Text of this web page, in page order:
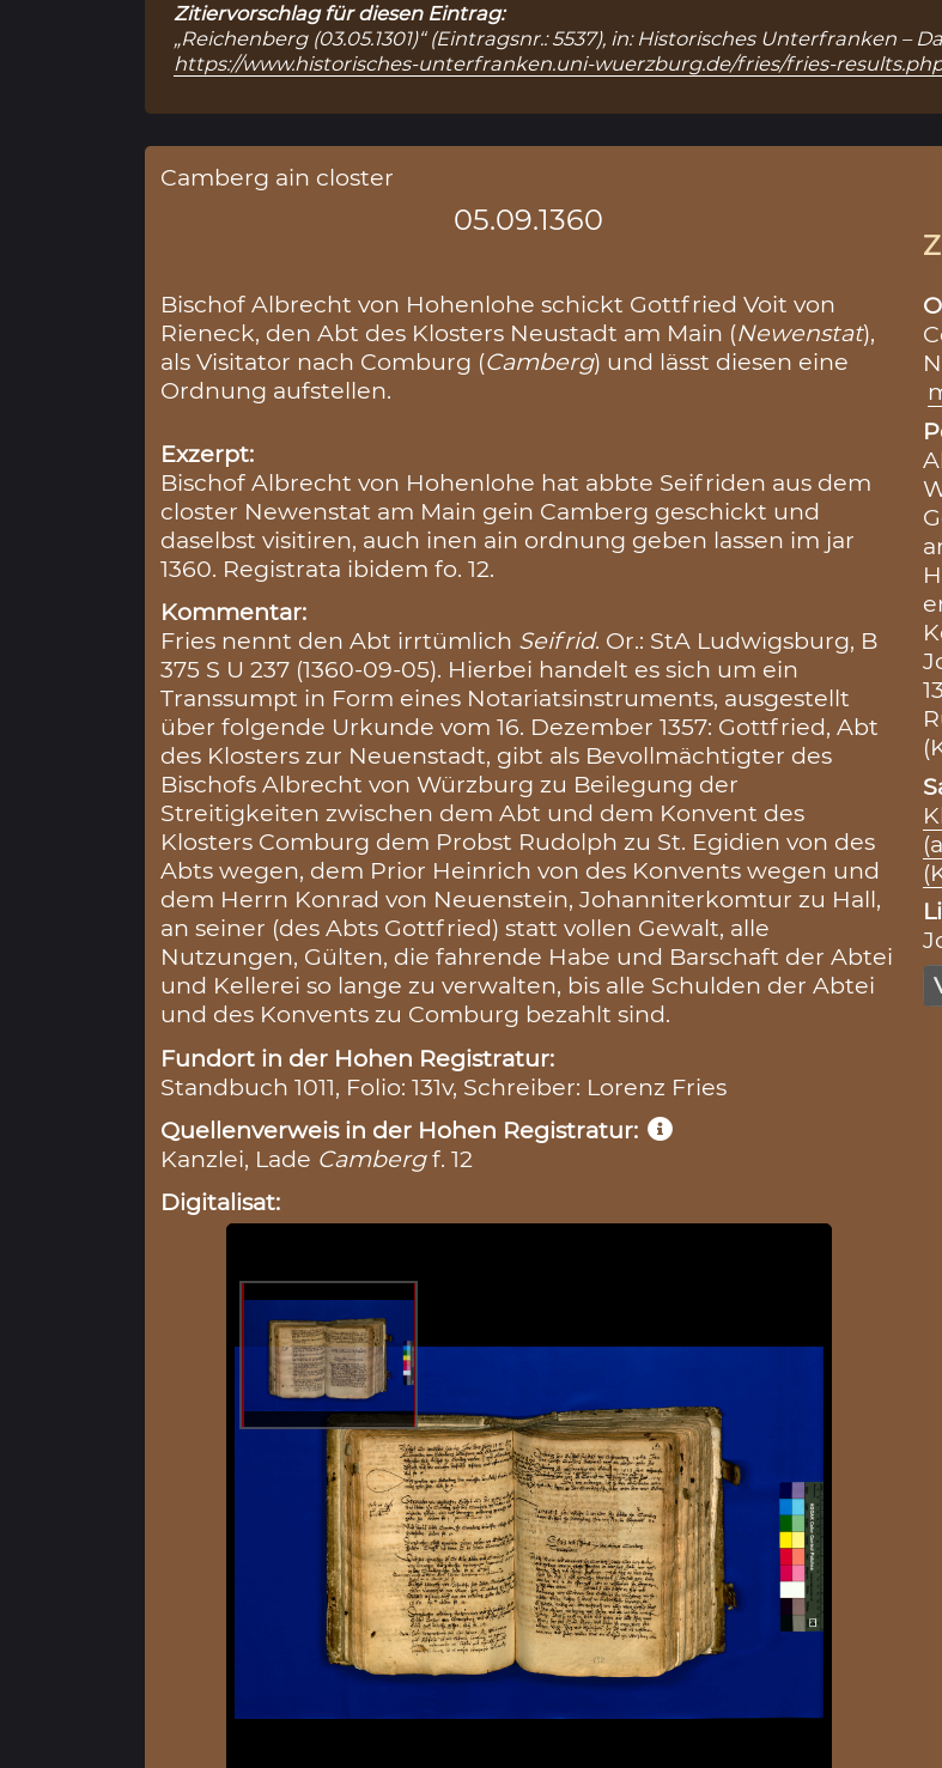
Zitiervorschlag für diesen Eintrag:
„Reichenberg (03.05.1301)“ (Eintragsnr.: 5537), in: Historisches Unterfranken
https://www.historisches-unterfranken.uni-wuerzburg.de/fries/fries-
Camberg ain closter
05.09.1360
Bischof Albrecht von Hohenlohe schickt Gottfried Voit von
Rieneck, den Abt des Klosters Neustadt am Main (Newenstat),
als Visitator nach Comburg (Camberg) und lässt diesen eine
Ordnung aufstellen.
Exzerpt:
Bischof Albrecht von Hohenlohe hat abbte Seifriden aus dem
closter Newenstat am Main gein Camberg geschickt und
daselbst visitiren, auch inen ain ordnung geben lassen im jar
1360. Registrata ibidem fo. 12.
Kommentar:
Fries nennt den Abt irrtümlich Seifrid. Or.: StA Ludwigsburg, B
375 S U 237 (1360-09-05). Hierbei handelt es sich um ein
Transsumpt in Form eines Notariatsinstruments, ausgestellt
über folgende Urkunde vom 16. Dezember 1357: Gottfried, Abt
des Klosters zur Neuenstadt, gibt als Bevollmächtigter des
Bischofs Albrecht von Würzburg zu Beilegung der
Streitigkeiten zwischen dem Abt und dem Konvent des
Klosters Comburg dem Probst Rudolph zu St. Egidien von des
Abts wegen, dem Prior Heinrich von des Konvents wegen und
dem Herrn Konrad von Neuenstein, Johanniterkomtur zu Hall,
an seiner (des Abts Gottfried) statt vollen Gewalt, alle
Nutzungen, Gülten, die fahrende Habe und Barschaft der Abtei
und Kellerei so lange zu verwalten, bis alle Schulden der Abtei
und des Konvents zu Comburg bezahlt sind.
Fundort in der Hohen Registratur:
Standbuch 1011, Folio: 131v, Schreiber: Lorenz Fries
Quellenverweis in der Hohen Registratur:
Kanzlei, Lade Cambergf. 12
Digitalisat: